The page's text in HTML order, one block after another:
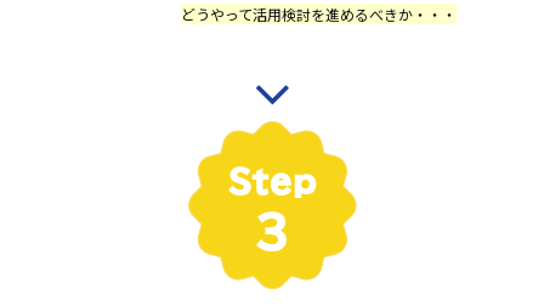
どうやって活用検討を進めるべきか・・・